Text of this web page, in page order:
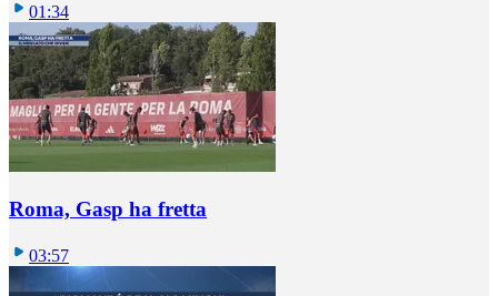
01:34
Roma, Gasp ha fretta
03:57